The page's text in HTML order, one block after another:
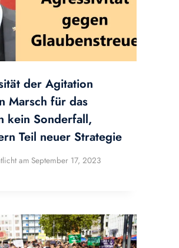
der Agitation
Marsch für das
kein Sonderfall,
Teil neuer Strategie
am September 17, 2023